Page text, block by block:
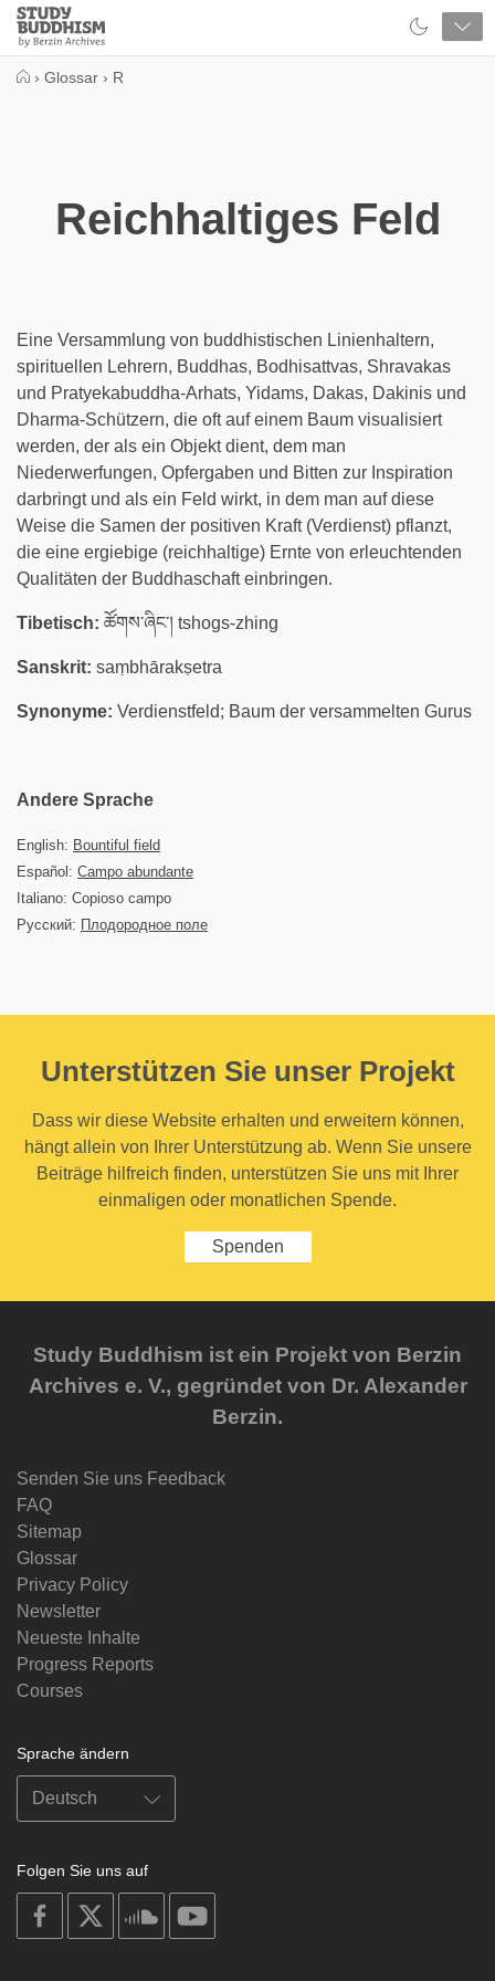
Close
Study
Buddhism
› Glossar › R
Reichhaltiges Feld
Eine Versammlung von buddhistischen Linienhaltern,
spirituellen Lehrern, Buddhas, Bodhisattvas, Shravakas
und Pratyekabuddha-Arhats, Yidams, Dakas, Dakinis und
Dharma-Schützern, die oft auf einem Baum visualisiert
werden, der als ein Objekt dient, dem man
Niederwerfungen, Opfergaben und Bitten zur Inspiration
darbringt und als ein Feld wirkt, in dem man auf diese
Weise die Samen der positiven Kraft (Verdienst) pflanzt,
die eine ergiebige (reichhaltige) Ernte von erleuchtenden
Qualitäten der Buddhaschaft einbringen.
Tibetisch: ཚོགས་ཞིང་། tshogs-zhing
Sanskrit: saṃbhārakṣetra
Synonyme: Verdienstfeld; Baum der versammelten Gurus
Andere Sprache
English: Bountiful field
Español: Campo abundante
Italiano: Copioso campo
Русский: Плодородное поле
Unterstützen Sie unser Projekt
Dass wir diese Website erhalten und erweitern können,
hängt allein von Ihrer Unterstützung ab. Wenn Sie unsere
Beiträge hilfreich finden, unterstützen Sie uns mit Ihrer
einmaligen oder monatlichen Spende.
Spenden
Study Buddhism ist ein Projekt von Berzin
Archives e. V., gegründet von Dr. Alexander
Berzin.
Senden Sie uns Feedback
FAQ
Sitemap
Glossar
Privacy Policy
Newsletter
Neueste Inhalte
Progress Reports
Courses
Sprache ändern
Folgen Sie uns auf
on
facebook
soundcloud